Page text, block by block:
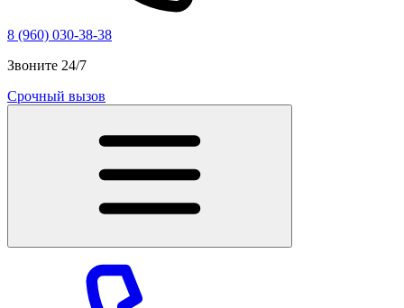
8 (960) 030-38-38
Звоните 24/7
Срочный вызов